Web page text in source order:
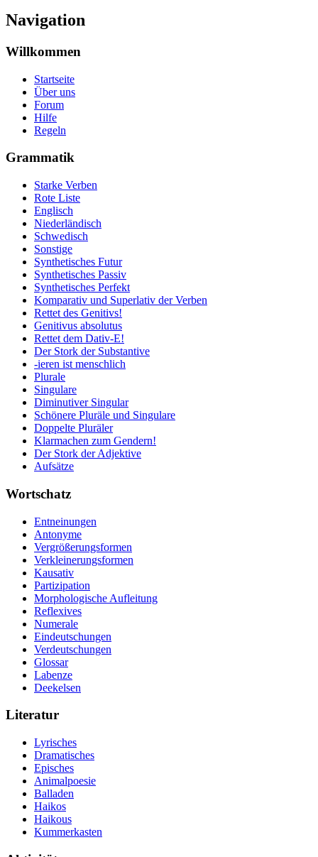
Navigation
Willkommen
Startseite
Über uns
Forum
Hilfe
Regeln
Grammatik
Starke Verben
Rote Liste
Englisch
Niederländisch
Schwedisch
Sonstige
Synthetisches Futur
Synthetisches Passiv
Synthetisches Perfekt
Komparativ und Superlativ der Verben
Rettet des Genitivs!
Genitivus absolutus
Rettet dem Dativ-E!
Der Stork der Substantive
-ieren ist menschlich
Plurale
Singulare
Diminutiver Singular
Schönere Pluräle und Singulare
Doppelte Pluräler
Klarmachen zum Gendern!
Der Stork der Adjektive
Aufsätze
Wortschatz
Entneinungen
Antonyme
Vergrößerungsformen
Verkleinerungsformen
Kausativ
Partizipation
Morphologische Aufleitung
Reflexives
Numerale
Eindeutschungen
Verdeutschungen
Glossar
Labenze
Deekelsen
Literatur
Lyrisches
Dramatisches
Episches
Animalpoesie
Balladen
Haikos
Haikous
Kummerkasten